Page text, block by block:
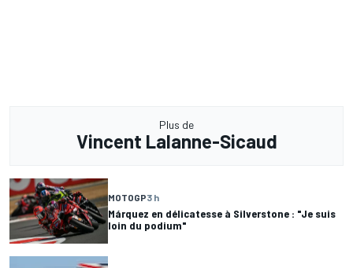
Plus de
Vincent Lalanne-Sicaud
MOTOGP3 h
Márquez en délicatesse à Silverstone : "Je suis
loin du podium"